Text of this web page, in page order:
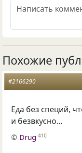
Похожие
#2166290
Еда без специй,
и безвкусно…
© Drug 410